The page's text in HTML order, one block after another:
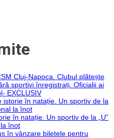
Cluj-Napoca. Clubul plătește
sportivi înregistrați. Oficialii ai
EXCLUSIV
istorie în natație. Un sportiv de la
la înot
în natație. Un sportiv de la „U”
înot
în vânzare biletele pentru